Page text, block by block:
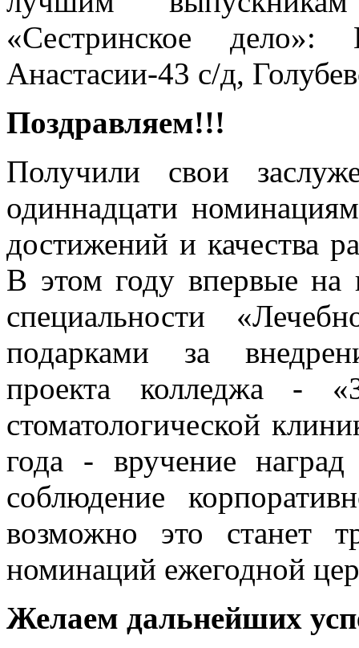
«Сестринское
Анастасии-43 с/д,
Поздравляем!!!
Получили свои
одиннадцати
достижений и качества
В этом году впервые на
специальности
подарками за
проекта колледжа -
стоматологической
года - вручение
соблюдение
возможно это станет
номинаций ежегодной
Желаем дальнейших